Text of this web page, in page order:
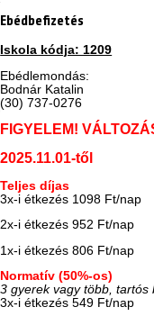
Ebédbefizetés
Iskola kódja: 1209
Ebédlemondás:
Bodnár Katalin
(30) 737-0276
FIGYELEM!
2025.11.01-től
Teljes díjas
3x-i étkezés 1098 Ft/nap
2x-i étkezés 952 Ft/nap
1x-i étkezés 806 Ft/nap
Normatív (50%-os)
3 gyerek vagy több, tartós
3x-i étkezés 549 Ft/nap